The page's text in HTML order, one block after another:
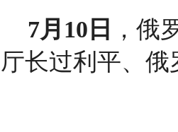
7月10日
，俄
厅长过利平、